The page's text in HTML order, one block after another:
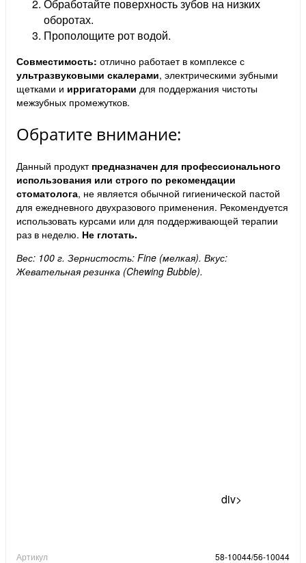
Обработайте поверхность зубов на низких
оборотах.
Прополощите рот водой.
Совместимость: отлично работает в комплексе с
ультразвуковыми скалерами, электрическими зубными
щетками и ирригаторами для поддержания чистоты
межзубных промежутков.
Обратите внимание:
Данный продукт предназначен для профессионального
использования или строго по рекомендации
стоматолога, не является обычной гигиенической пастой
для ежедневного двухразового применения. Рекомендуется
использовать курсами или для поддерживающей терапии
раз в неделю. Не глотать.
Вес: 100 г. Зернистость: Fine (мелкая). Вкус:
Жевательная резинка (Chewing Bubble).
div>
Артикул 58-10044/56-10044